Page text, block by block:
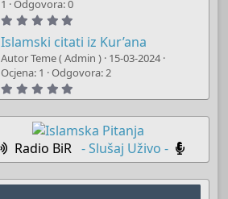
s
)
1
Odgovora: 0
0
0
s
t
(
s
Islamski citati iz Kur’ana
Autor Teme ( Admin ) 15-03-2024
Ocjena: 1
Odgovora: 2
.
0
s
t
r
s
Radio BiR - Slušaj Uživo -